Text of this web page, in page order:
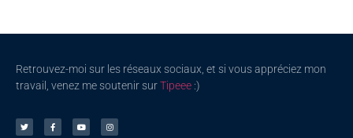
Retrouvez-moi sur les réseaux sociaux, et si vous appréciez mon
travail, venez me soutenir surTipeee :)